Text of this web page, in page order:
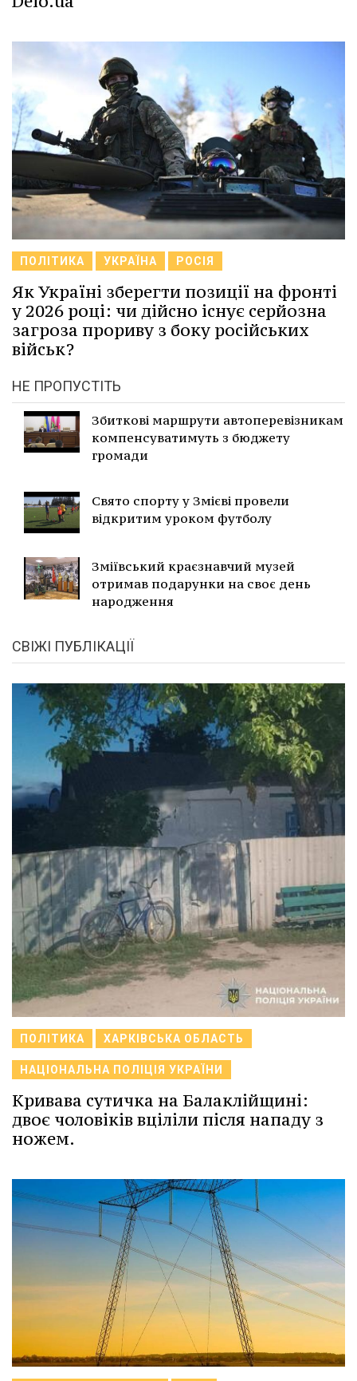
ПОЛІТИКА УКРАЇНА РОСІЯ
Як Україні зберегти позиції на фронті
у 2026 році: чи дійсно існує серйозна
загроза прориву з боку російських
військ?
НЕ ПРОПУСТІТЬ
Збиткові маршрути автоперевізникам
компенсуватимуть з бюджету
громади
Свято спорту у Змієві провели
відкритим уроком футболу
Зміївський краєзнавчий музей
отримав подарунки на своє день
народження
СВІЖІ ПУБЛІКАЦІЇ
ПОЛІТИКА ХАРКІВСЬКА ОБЛАСТЬ
НАЦІОНАЛЬНА ПОЛІЦІЯ УКРАЇНИ
Кривава сутичка на Балаклійщині:
двоє чоловіків вціліли після нападу з
ножем.